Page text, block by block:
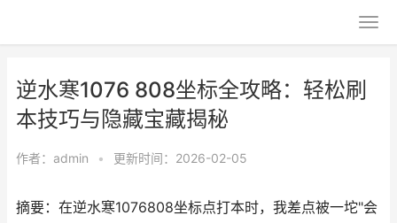
逆水寒1076 808坐标全攻略：轻松刷
本技巧与隐藏宝藏揭秘
作者： admin • 更新时间：2026-02-05
摘要：在逆水寒1076808坐标点打本时，我差点被一坨"会